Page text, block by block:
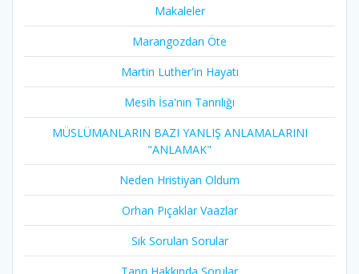
Makaleler
Marangozdan Öte
Martin Luther'in Hayatı​
Mesih İsa'nın Tanrılığı​
MÜSLÜMANLARIN BAZI YANLIŞ ANLAMALARINI
"ANLAMAK"
Neden Hristiyan Oldum​
Orhan Pıçaklar Vaazlar
Sık Sorulan Sorular
Tanrı Hakkında Sorular